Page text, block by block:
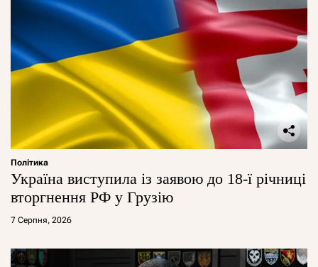
Політика
Україна виступила із заявою до 18-ї річниці
вторгнення РФ у Грузію
7 Серпня, 2026